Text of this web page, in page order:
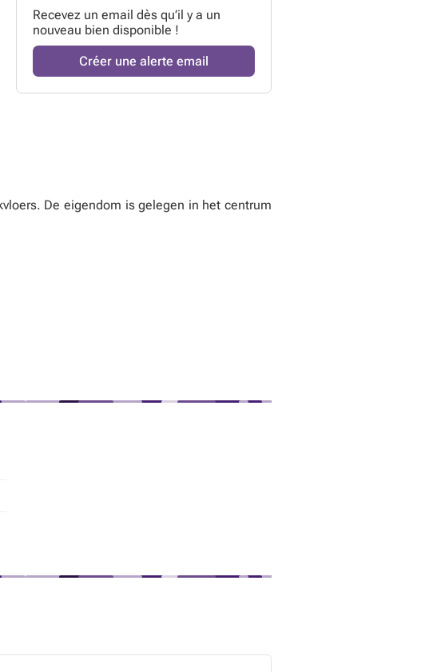
Recevez un email dès qu’il y a un
nouveau bien disponible !
Créer une alerte email
De eigendom is gelegen in het centrum